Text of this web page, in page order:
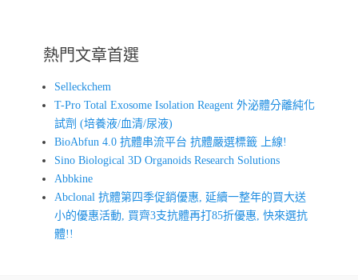
熱門文章首選
Selleckchem
T-Pro Total Exosome Isolation Reagent 外泌體分離純化
試劑 (培養液/血清/尿液)
BioAbfun 4.0 抗體串流平台 抗體嚴選標籤 上線!
Sino Biological 3D Organoids Research Solutions
Abbkine
Abclonal 抗體第四季促銷優惠, 延續一整年的買大送
小的優惠活動, 買齊3支抗體再打85折優惠, 快來選抗
體!!